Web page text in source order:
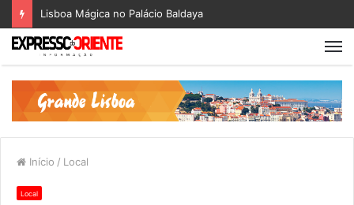
Lisboa Mágica no Palácio Baldaya
Início / Local
Local